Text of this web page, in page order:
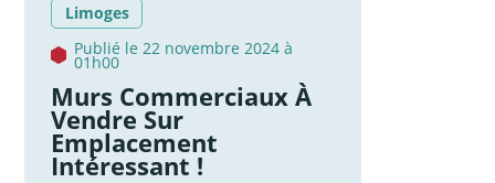
Limoges
Publié le 22 novembre 2024 à
01h00
Murs Commerciaux À
Vendre Sur
Emplacement
Intéressant !